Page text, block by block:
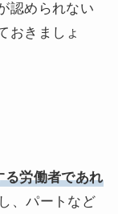
認められない
おきましょ
る労働者であれ
、パートなど